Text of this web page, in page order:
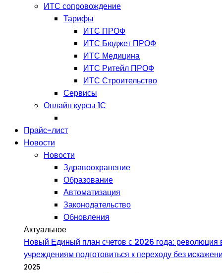
ИТС сопровождение
Тарифы
ИТС ПРОФ
ИТС Бюджет ПРОФ
ИТС Медицина
ИТС Ритейл ПРОФ
ИТС Строительство
Сервисы
Онлайн курсы 1С
Прайс-лист
Новости
Новости
Здравоохранение
Образование
Автоматизация
Законодательство
Обновления
Актуальное
Новый Единый план счетов с 2026 года: революция
учреждениям подготовиться к переходу без
2025